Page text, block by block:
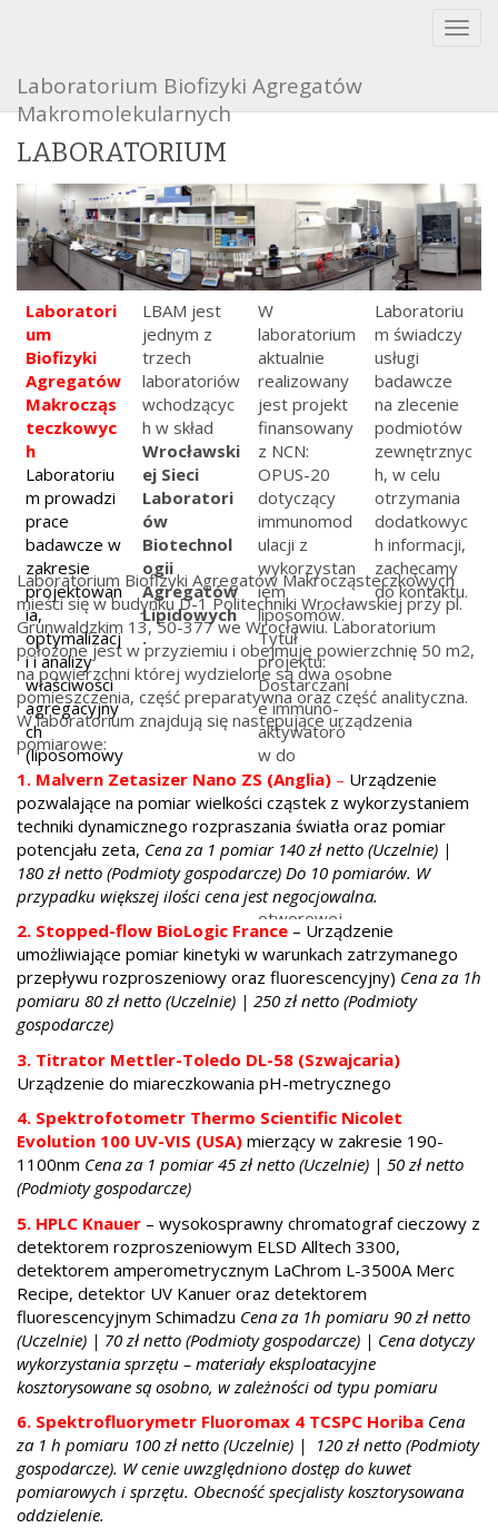
T
v
i
g
a
t
i
Laboratorium Biofizyki Agregatów
Makromolekularnych
LABORATORIUM
Laboratori
um
Biofizyki
Agregatów
Makrocząs
teczkowyc
h
Laboratoriu
m prowadzi
prace
badawcze w
zakresie
projektowan
ia,
optymalizacj
i i analizy
właściwości
agregacyjny
ch
(liposomowy
ch) form
leków.
LBAM jest
jednym z
trzech
laboratoriów
wchodzącyc
h w skład
Wrocławski
ej Sieci
Laboratori
ów
Biotechnol
ogii
Agregatów
Lipidowych
.
W
laboratorium
aktualnie
realizowany
jest projekt
finansowany
z NCN:
OPUS-20
dotyczący
immunomod
ulacji z
wykorzystan
iem
liposomów.
Tytuł
projektu:
Dostarczani
e immuno-
aktywatoró
w do
komórek
fagocytujący
ch w celu
uzyskania
odpowiedzi
przeciwnow
otworowej.
Laboratoriu
m świadczy
usługi
badawcze
na zlecenie
podmiotów
zewnętrznyc
h, w celu
otrzymania
dodatkowyc
h informacji,
zachęcamy
do kontaktu.
Laboratorium Biofizyki Agregatów Makrocząsteczkowych
mieści się w budynku D-1 Politechniki Wrocławskiej przy pl.
Grunwaldzkim 13, 50-377 we Wrocławiu. Laboratorium
położone jest w przyziemiu i obejmuje powierzchnię 50 m2,
na powierzchni której wydzielone są dwa osobne
pomieszczenia, część preparatywna oraz część analityczna.
W laboratorium znajdują się następujące urządzenia
pomiarowe:
1. Malvern Zetasizer Nano ZS (Anglia) – Urządzenie
pozwalające na pomiar wielkości cząstek z wykorzystaniem
techniki dynamicznego rozpraszania światła oraz pomiar
potencjału zeta, Cena za 1 pomiar 140 zł netto (Uczelnie) |
180 zł netto (Podmioty gospodarcze) Do 10 pomiarów. W
przypadku większej ilości cena jest negocjowalna.
2. Stopped-flow BioLogic France – Urządzenie
umożliwiające pomiar kinetyki w warunkach zatrzymanego
przepływu rozproszeniowy oraz fluorescencyjny) Cena za 1h
pomiaru 80 zł netto (Uczelnie) | 250 zł netto (Podmioty
gospodarcze)
3. Titrator Mettler-Toledo DL-58 (Szwajcaria)
Urządzenie do miareczkowania pH-metrycznego
4. Spektrofotometr Thermo Scientific Nicolet
Evolution 100 UV-VIS (USA) mierzący w zakresie 190-
1100nm Cena za 1 pomiar 45 zł netto (Uczelnie) | 50 zł netto
(Podmioty gospodarcze)
5. HPLC Knauer – wysokosprawny chromatograf cieczowy z
detektorem rozproszeniowym ELSD Alltech 3300,
detektorem amperometrycznym LaChrom L-3500A Merc
Recipe, detektor UV Kanuer oraz detektorem
fluorescencyjnym Schimadzu Cena za 1h pomiaru 90 zł netto
(Uczelnie) | 70 zł netto (Podmioty gospodarcze) | Cena dotyczy
wykorzystania sprzętu – materiały eksploatacyjne
kosztorysowane są osobno, w zależności od typu pomiaru
6. Spektrofluorymetr Fluoromax 4 TCSPC Horiba Cena
za 1 h pomiaru 100 zł netto (Uczelnie) | 120 zł netto (Podmioty
gospodarcze). W cenie uwzględniono dostęp do kuwet
pomiarowych i sprzętu. Obecność specjalisty kosztorysowana
oddzielenie.